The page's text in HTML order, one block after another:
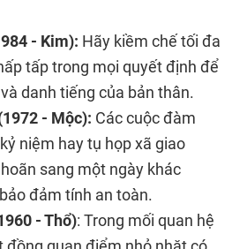
- Kim): Hãy kiềm chế tối đa
tấp trong mọi quyết định để
danh tiếng của bản thân.
- Mộc): Các cuộc đàm
niệm hay tụ họp xã giao
sang một ngày khác
đảm tính an toàn.
- Thổ): Trong mối quan hệ